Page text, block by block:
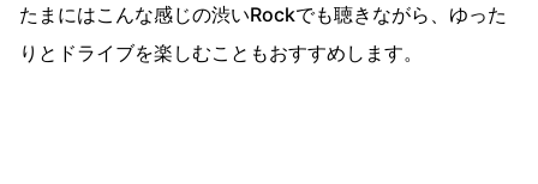
たまにはこんな感じの渋いRockでも聴きながら、ゆった
りとドライブを楽しむこともおすすめします。